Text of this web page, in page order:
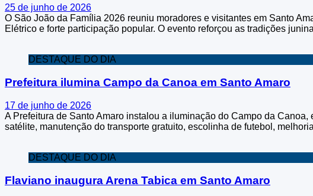
25 de junho de 2026
O São João da Família 2026 reuniu moradores e visitantes em Santo
Elétrico e forte participação popular. O evento reforçou as tradições
DESTAQUE DO DIA
Prefeitura ilumina Campo da Canoa em Santo Amaro
17 de junho de 2026
A Prefeitura de Santo Amaro instalou a iluminação do Campo da
satélite, manutenção do transporte gratuito, escolinha de futebol,
DESTAQUE DO DIA
Flaviano inaugura Arena Tabica em Santo Amaro